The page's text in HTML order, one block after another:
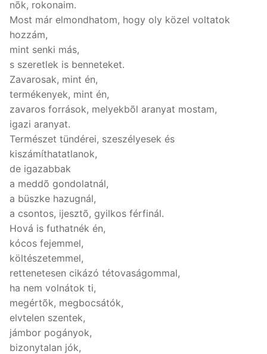
nõk, rokonaim.
Most már elmondhatom, hogy oly közel voltatok
hozzám,
mint senki más,
s szeretlek is benneteket.
Zavarosak, mint én,
termékenyek, mint én,
zavaros források, melyekbõl aranyat mostam,
igazi aranyat.
Természet tündérei, szeszélyesek és
kiszámíthatatlanok,
de igazabbak
a meddõ gondolatnál,
a büszke hazugnál,
a csontos, ijesztõ, gyilkos férfinál.
Hová is futhatnék én,
kócos fejemmel,
költészetemmel,
rettenetesen cikázó tétovaságommal,
ha nem volnátok ti,
megértõk, megbocsátók,
elvtelen szentek,
jámbor pogányok,
bizonytalan jók,